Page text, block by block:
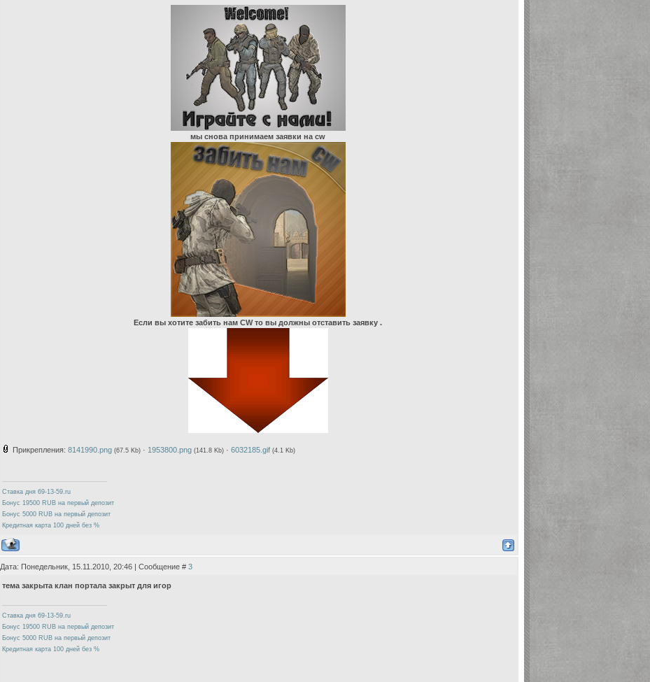
мы снова принимаем заявки на cw
Если вы хотите забить нам CW то вы должны отставить заявку .
Прикрепления: 8141990.png (67.5 Kb) · 1953800.png (141.8 Kb) · 6032185.gif (4.1 Kb)
Ставка дня 69-13-59.ru
Бонус 19500 RUB на первый депозит
Бонус 5000 RUB на первый депозит
Кредитная карта 100 дней без %
Дата: Понедельник, 15.11.2010, 20:46 | Сообщение # 3
тема закрыта клан портала закрыт для игор
Ставка дня 69-13-59.ru
Бонус 19500 RUB на первый депозит
Бонус 5000 RUB на первый депозит
Кредитная карта 100 дней без %